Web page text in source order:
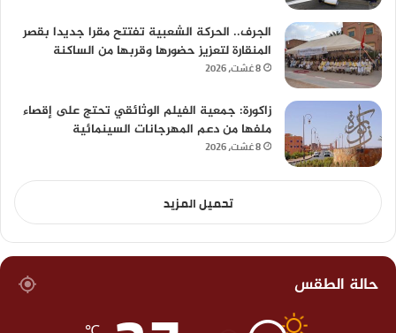
الجرف.. الحركة الشعبية تفتتح مقرا جديدا بقصر
المنقارة لتعزيز حضورها وقربها من الساكنة
8 غشت، 2026
زاكورة: جمعية الفيلم الوثائقي تحتج على إقصاء
ملفها من دعم المهرجانات السينمائية
8 غشت، 2026
تحميل المزيد
حالة الطقس